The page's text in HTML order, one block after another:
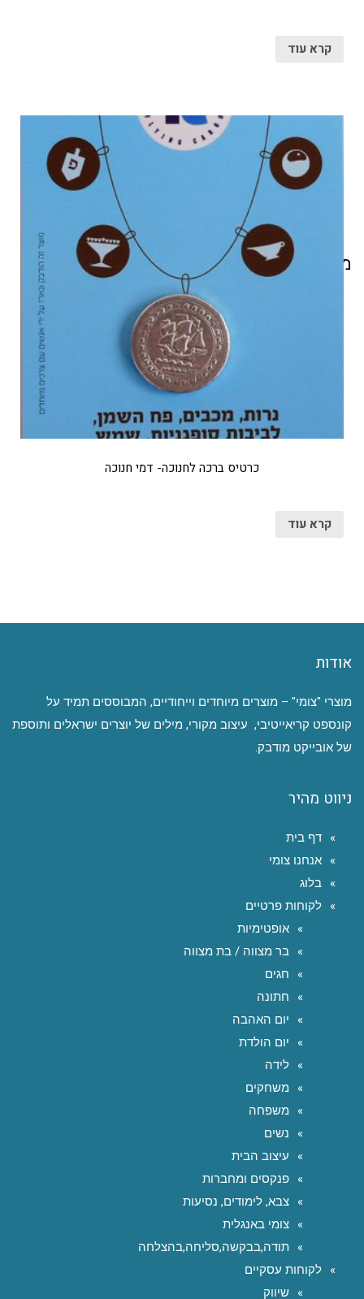
מוצרים קשורים
קרא עוד
כרטיס ברכה לחנוכה- דמי חנוכה
קרא עוד
אודות
מוצרי "צומי" – מוצרים מיוחדים וייחודיים, המבוססים תמיד על
קונספט קריאייטיבי, עיצוב מקורי, מילים של יוצרים ישראלים ותוספת
של אובייקט מודבק.
ניווט מהיר
דף בית
אנחנו צומי
בלוג
לקוחות פרטיים
אופטימיות
בר מצווה / בת מצווה
חגים
חתונה
יום האהבה
יום הולדת
לידה
משחקים
משפחה
נשים
עיצוב הבית
פנקסים ומחברות
צבא, לימודים, נסיעות
צומי באנגלית
תודה,בבקשה,סליחה,בהצלחה
לקוחות עסקיים
שיווק